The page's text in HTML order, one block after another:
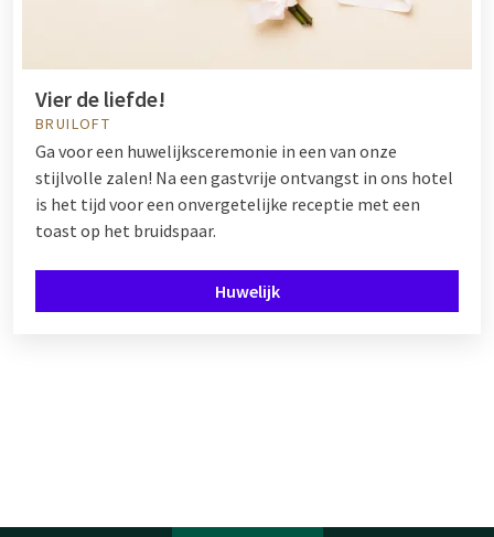
Vier de liefde!
BRUILOFT
Ga voor een huwelijksceremonie in een van onze
stijlvolle zalen! Na een gastvrije ontvangst in ons hotel
is het tijd voor een onvergetelijke receptie met een
toast op het bruidspaar.
Huwelijk